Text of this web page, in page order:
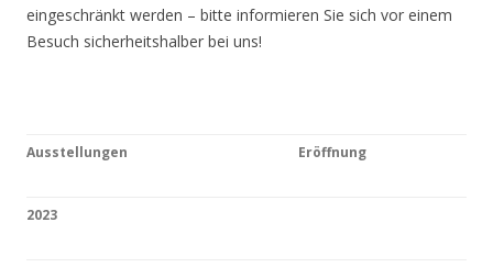
eingeschränkt werden – bitte informieren Sie sich vor einem
Besuch sicherheitshalber bei uns!
Ausstellungen Eröffnung
2023